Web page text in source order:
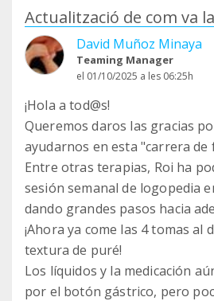
Actualització de com va
David Muñoz Minaya
Teaming Manager
el 01/10/2025 a les 06:25h
¡Hola a tod@s!
Queremos daros las gracias
ayudarnos en esta "carrera de
Entre otras terapias, Roi ha
sesión semanal de logopedia
dando grandes pasos hacia
¡Ahora ya come las 4 tomas al
textura de puré!
Los líquidos y la medicación
por el botón gástrico, pero